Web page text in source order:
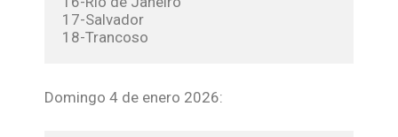
17-Salvador
18-Trancoso
Domingo 4 de enero 2026: